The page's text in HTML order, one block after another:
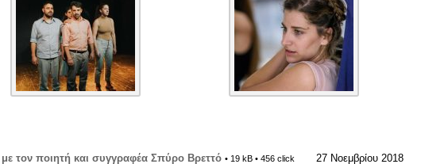
τον ποιητή και συγγραφέα Σπύρο Βρεττό • 19 kB • 456 click 27 Νοεμβρίου 2018